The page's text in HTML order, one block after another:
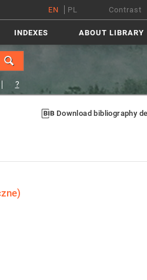
EN PL Contrast
INDEXES ABOUT LIBRARY
?
Download bibliography